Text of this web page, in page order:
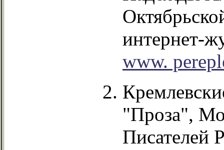
интернет-
www.
"Проза",
Писателей